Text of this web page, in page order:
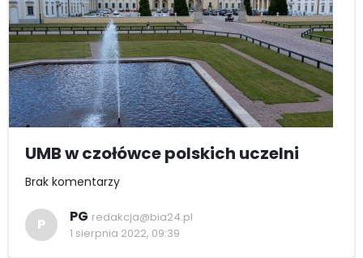
UMB w czołówce polskich uczelni
Brak komentarzy
P PG redakcja@bia24.pl
1 sierpnia 2022, 09:39